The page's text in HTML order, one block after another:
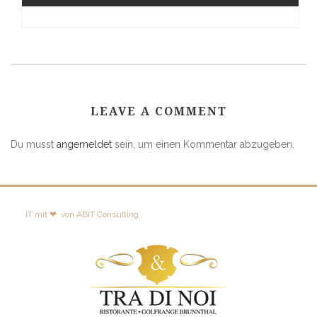
LEAVE A COMMENT
Du musst angemeldet sein, um einen Kommentar abzugeben.
IT mit ❤ vonABIT Consulting